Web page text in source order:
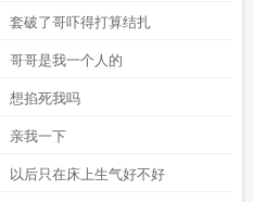
套破了哥吓得打算结扎
哥哥是我一个人的
想掐死我吗
亲我一下
以后只在床上生气好不好